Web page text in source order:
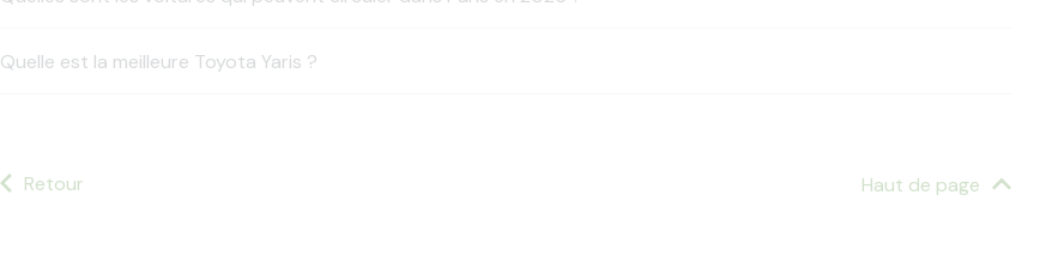
Quelle est la meilleure Toyota Yaris ?
Retour Haut de page